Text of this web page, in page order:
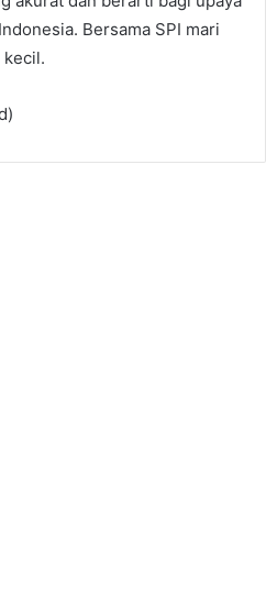
Bersama SPI mari
kecil.